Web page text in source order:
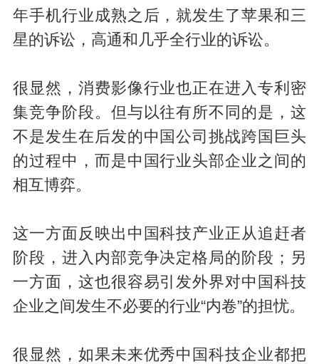
年手机行业成熟之后，就发生了苹果和三
星的诉讼，高通和几乎全行业的诉讼。
很显然，消费影像行业也正在进入专利密
集竞争阶段。但与以往有所不同的是，这
不是发生在后发的中国公司挑战跨国巨头
的过程中，而是中国行业头部企业之间的
相互博弈。
这一方面反映出中国科技产业正从追赶者
阶段，进入内部竞争决定格局的阶段；另
一方面，这也很容易引发外界对中国科技
企业之间发生不必要的行业“内卷”的担忧。
很显然，如果未来优秀中国科技企业都把